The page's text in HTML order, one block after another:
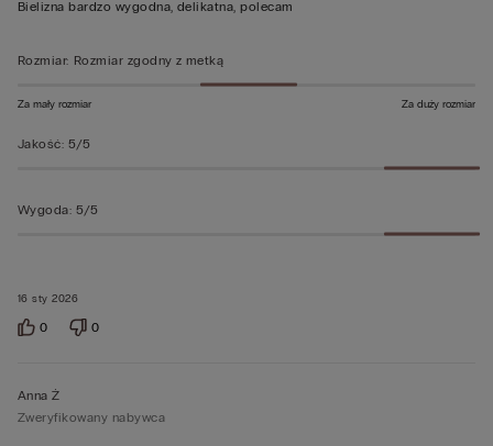
16 sty 2026
Bielizna bardzo wygodna, delikatna, polecam
Rozmiar: Rozmiar zgodny z metką
Za mały rozmiar Za duży rozmiar
Jakość: 5/5
Wygoda: 5/5
0 0
Anna Ż
Zweryfikowany nabywca